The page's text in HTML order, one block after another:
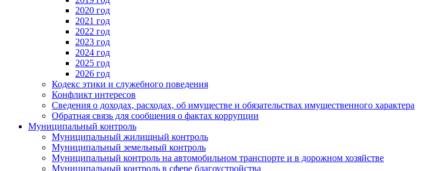
2020 год
2021 год
2022 год
2023 год
2024 год
2025 год
2026 год
Кодекс этики и служебного поведения
Конфликт интересов
Сведения о доходах, расходах, об имуществе и обязательствах имущественного характера
Обратная связь для сообщения о фактах коррупции
Муниципальный контроль
Муниципальный жилищный контроль
Муниципальный земельный контроль
Муниципальный контроль на автомобильном транспорте и в дорожном хозяйстве
Муниципальный контроль в сфере благоустройства